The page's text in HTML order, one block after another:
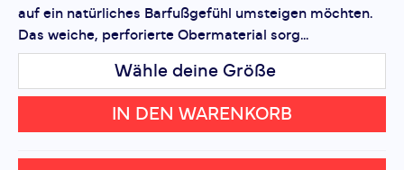
auf ein natürliches Barfußgefühl umsteigen möchten.
Das weiche, perforierte Obermaterial sorg...
Wähle deine Größe
IN DEN WARENKORB